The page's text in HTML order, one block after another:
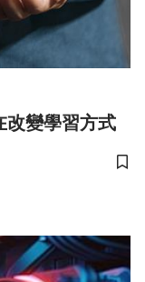
改變學習方式
儲